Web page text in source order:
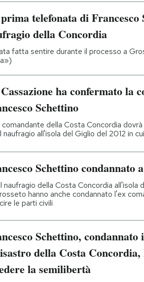
telefonata di Francesco
della Concordia
fatta sentire durante il processo a
ha confermato la
Schettino
della Costa Concordia
naufragio all'isola del Giglio del 2012 in
Schettino condannato
naufragio della Costa Concordia all'isola
hanno anche condannato l'ex
le parti civili
Schettino,
della Costa
la semilibertà